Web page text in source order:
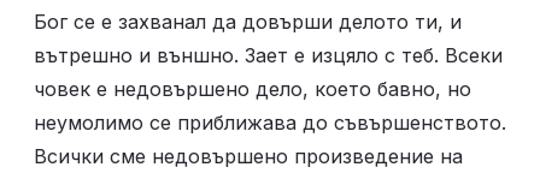
Бог се е захванал да довърши делото ти, и
вътрешно и външно. Зает е изцяло с теб. Всеки
човек е недовършено дело, което бавно, но
неумолимо се приближава до съвършенството.
Всички сме недовършено произведение на